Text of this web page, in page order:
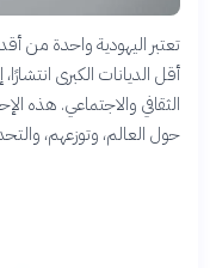
تعتبر اليهودية واحدة من
أقل الديانات الكبرى
الثقافي والاجتماعي. هذه
حول العالم، وتوزعهم،